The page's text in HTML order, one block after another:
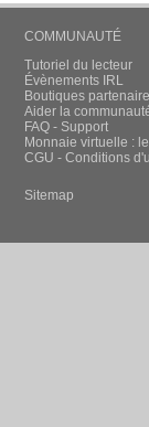
COMMUNAUTÉ
Tutoriel du lecteur
Évènements IRL
Boutiques
Aider la
FAQ - Support
Monnaie virtuelle :
CGU - Conditions
Sitemap